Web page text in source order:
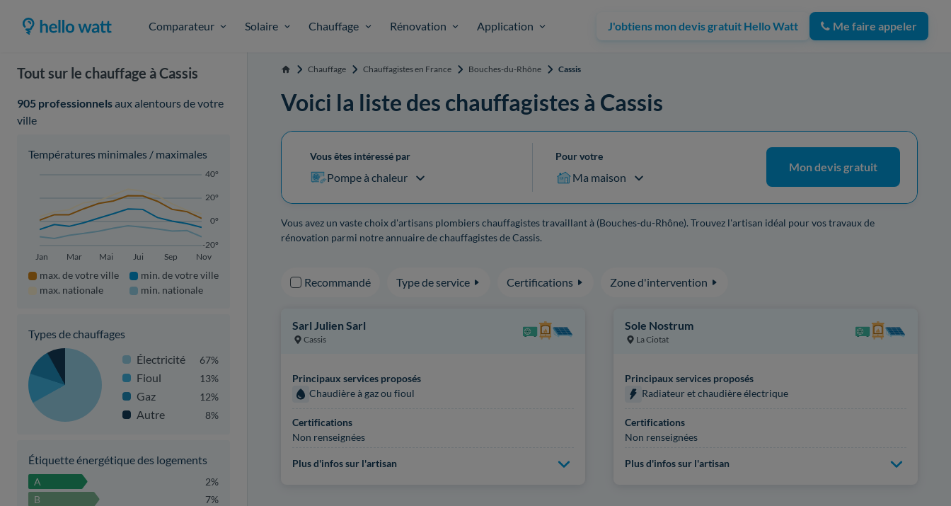
Comparateur Solaire Chauffage Rénovation Application J'obtiens mon devis gratuit Hello Watt Me faire appeler
Tout sur le chauffage à Cassis
905 professionnelsaux alentours de votre
ville
Températures minimales / maximales
-20°
0°
20°
40°
Jan Mar Mai Jui Sep Nov
max. de votre ville
max. nationale
min. de votre ville
min. nationale
Types de chauffages
Électricité
67%
Fioul 13%
Gaz 12%
Autre 8%
Étiquette énergétique des logements
A
2%
B
7%
Accueil Chauffage Chauffagistes en France Bouches-du-Rhône Cassis
Voici la liste des chauffagistes à Cassis
Vous êtes intéressé par
Pompe à chaleur
Pour votre
Ma maison
Mon devis gratuit
Vous avez un vaste choix d'artisans plombiers chauffagistes travaillant à (Bouches-du-Rhône). Trouvez l'artisan idéal pour vos travaux de
rénovation parmi notre annuaire de chauffagistes de Cassis.
Recommandé Type de service Certifications Zone d'intervention
Sarl Julien Sarl
Cassis
Principaux services proposés
Chaudière à gaz ou fioul
Certifications
Non renseignées
Plus d'infos sur l'artisan
Sole Nostrum
La Ciotat
Principaux services proposés
Radiateur et chaudière électrique
Certifications
Non renseignées
Plus d'infos sur l'artisan